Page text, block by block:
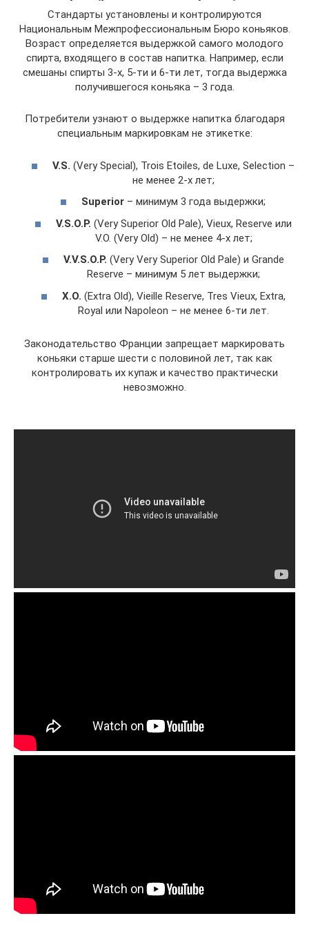
Стандарты установлены и контролируются
Национальным Межпрофессиональным Бюро коньяков.
Возраст определяется выдержкой самого молодого
спирта, входящего в состав напитка. Например, если
смешаны спирты 3-х, 5-ти и 6-ти лет, тогда выдержка
получившегося коньяка – 3 года.
Потребители узнают о выдержке напитка благодаря
специальным маркировкам не этикетке:
V.S. (Very Special), Trois Etoiles, de Luxe, Selection –
не менее 2-х лет;
Superior – минимум 3 года выдержки;
V.S.O.P. (Very Superior Old Pale), Vieux, Reserve или
V.O. (Very Old) – не менее 4-х лет;
V.V.S.O.P. (Very Very Superior Old Pale) и Grande
Reserve – минимум 5 лет выдержки;
X.O. (Extra Old), Vieille Reserve, Tres Vieux, Extra,
Royal или Napoleon – не менее 6-ти лет.
Законодательство Франции запрещает маркировать
коньяки старше шести с половиной лет, так как
контролировать их купаж и качество практически
невозможно.